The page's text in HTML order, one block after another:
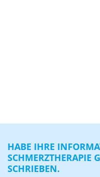
HABE IHRE
SCHMERZ­THE­RA­PIE
SCHRIE­BEN.